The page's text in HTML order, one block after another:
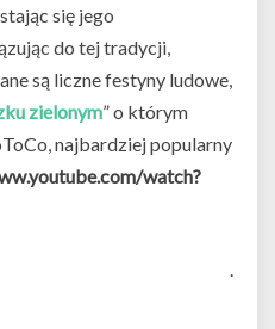
się jego
do tej tradycji,
są liczne festyny ludowe,
zielonym” o którym
najbardziej popularny
watch?
.